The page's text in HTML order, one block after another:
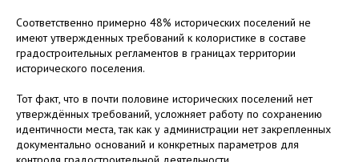
Соответственно примерно 48% исторических поселений не
имеют утвержденных требований к колористике в составе
градостроительных регламентов в границах территории
исторического поселения.
Тот факт, что в почти половине исторических поселений нет
утверждённых требований, усложняет работу по сохранению
идентичности места, так как у администрации нет закрепленных
документально оснований и конкретных параметров для